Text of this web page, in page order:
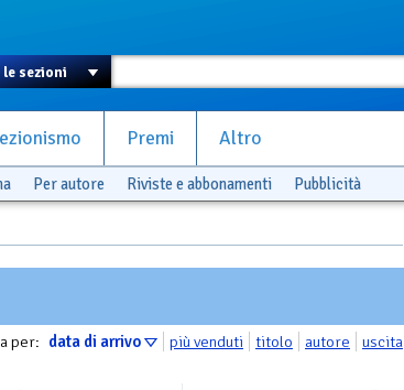
Premi Altro
Per autore Riviste e abbonamenti Pubblicità
per: data di arrivo più venduti titolo autore uscita